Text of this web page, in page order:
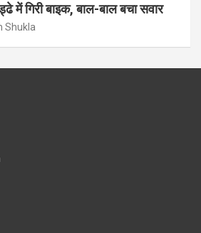
में गिरी बाइक, बाल-बाल बचा सवार
Shukla